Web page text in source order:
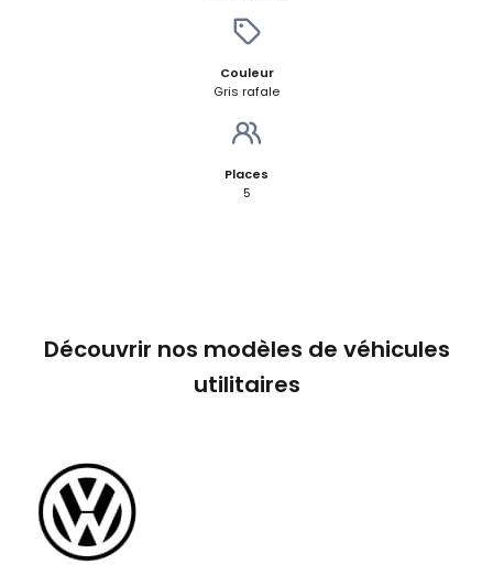
Couleur
Gris rafale
Places
5
Découvrir nos modèles de véhicules
utilitaires